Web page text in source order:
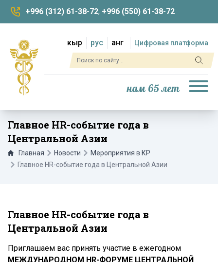
+996 (312) 61-38-72; +996 (550) 61-38-72
кыр рус анг Цифровая платформа
нам 65 лет
Главное HR-событие года в
Центральной Азии
Главная Новости
Мероприятия в КР
Главное HR-событие года в Центральной Азии
Главное HR-событие года в
Центральной Азии
Приглашаем вас принять участие в ежегодном
МЕЖДУНАРОДНОМ HR-ФОРУМЕ ЦЕНТРАЛЬНОЙ